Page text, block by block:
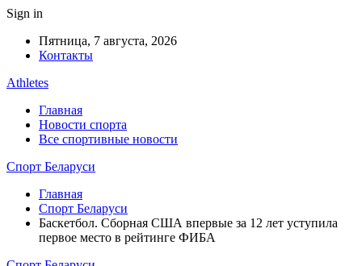
Sign in
Пятница, 7 августа, 2026
Контакты
Athletes
Главная
Новости спорта
Все спортивные новости
Спорт Беларуси
Главная
Спорт Беларуси
Баскетбол. Сборная США впервые за 12 лет уступила
первое место в рейтинге ФИБА